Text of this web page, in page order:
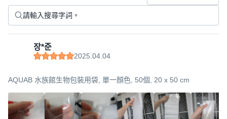
장*준
2025.04.04
AQUAB 水族館生物包裝用袋, 單一顏色, 50個, 20 x 50 cm